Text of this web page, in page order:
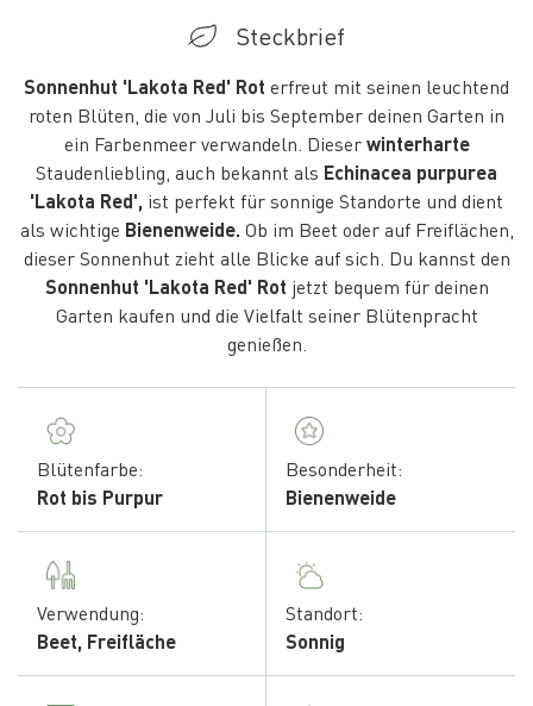
Steckbrief
Sonnenhut 'Lakota Red' Rot erfreut mit seinen leuchtend
roten Blüten, die von Juli bis September deinen Garten in
ein Farbenmeer verwandeln. Dieserwinterharte
Staudenliebling, auch bekannt als Echinacea purpurea
'Lakota Red', ist perfekt für sonnige Standorte und dient
als wichtige Bienenweide. Ob im Beet oder auf Freiflächen,
dieser Sonnenhut zieht alle Blicke auf sich. Du kannst den
Sonnenhut 'Lakota Red' Rot jetzt bequem für deinen
Garten kaufen und die Vielfalt seiner Blütenpracht
genießen.
Blütenfarbe:
Rot bis Purpur
Besonderheit:
Bienenweide
Verwendung:
Beet, Freifläche
Standort:
Sonnig